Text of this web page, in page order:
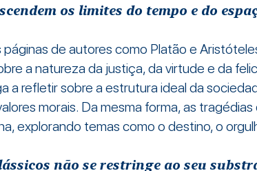
os limites do tempo e do
páginas de autores como Platão e
a natureza da justiça, da virtude e da
a refletir sobre a estrutura ideal da
morais. Da mesma forma, as
explorando temas como o destino, o
não se restringe ao seu